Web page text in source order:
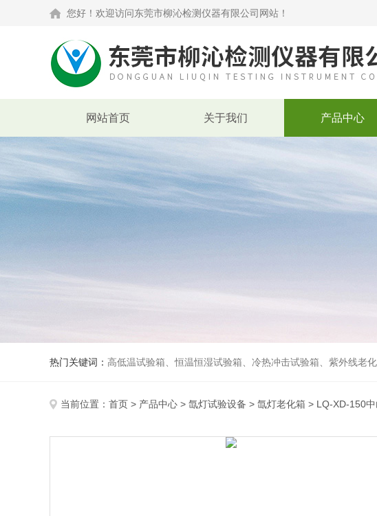
您好！欢迎访问东莞市柳沁检测仪器有限公司网站！
网站首页 关于我们 产品中心
热门关键词： 高低温试验箱、恒温恒湿试验箱、冷热冲击试验箱、紫外线老化试验箱、氙灯老化试验箱、快速升降温试验箱、淋雨试验箱、砂尘试验箱、步入式恒温恒湿试验
当前位置： 首页 > 产品中心 > 氙灯试验设备 > 氙灯老化箱 > LQ-XD-150